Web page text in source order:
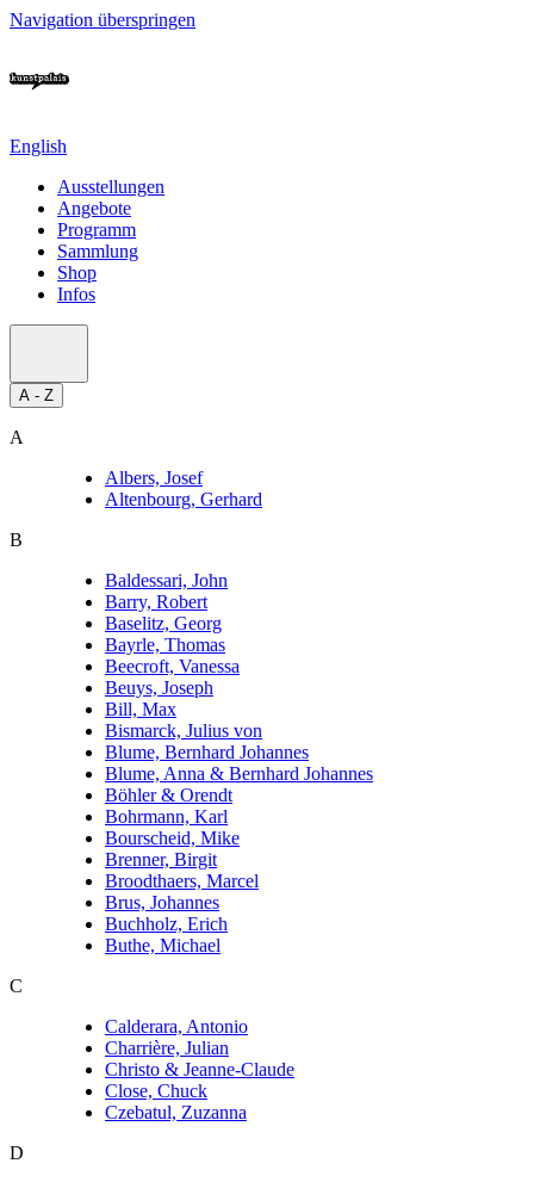
Navigation überspringen
English
Ausstellungen
Angebote
Programm
Sammlung
Shop
Infos
A - Z
A
Albers, Josef
Altenbourg, Gerhard
B
Baldessari, John
Barry, Robert
Baselitz, Georg
Bayrle, Thomas
Beecroft, Vanessa
Beuys, Joseph
Bill, Max
Bismarck, Julius von
Blume, Bernhard Johannes
Blume, Anna & Bernhard Johannes
Böhler & Orendt
Bohrmann, Karl
Bourscheid, Mike
Brenner, Birgit
Broodthaers, Marcel
Brus, Johannes
Buchholz, Erich
Buthe, Michael
C
Calderara, Antonio
Charrière, Julian
Christo & Jeanne-Claude
Close, Chuck
Czebatul, Zuzanna
D